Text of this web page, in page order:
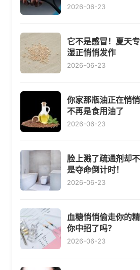
2026-06-23
它不是感冒！夏天
湿正悄悄发作
2026-06-23
你家那瓶油正在悄
不再是食用油了
2026-06-23
脸上溅了疏通剂却
是夺命倒计时！
2026-06-23
血糖悄悄偷走你的
你中招了吗？
2026-06-23